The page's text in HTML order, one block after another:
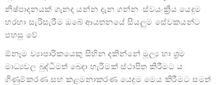
නිෂ්පාදනයක් ගැනද යන්න දැන ගන්න. ස්වයංක්‍රීය යෙදුම
හරහා සැරිසැරීම ඔබේ ආයතනයේ සියලුම සේවකයන්ට
පහසු වේ.
ඕනෑම ව්‍යාපාරිකයෙකු සිහින දකින්නේ මූල්‍ය හා ශ්‍රම
මාධ්‍යවල බුද්ධිමත් බෙදා හැරීමක් ස්ථාපිත කිරීමට ය.
ගිණුම්කරණ සහ කළමනාකරණ යෙදුම මෙය කිරීමට සමත්